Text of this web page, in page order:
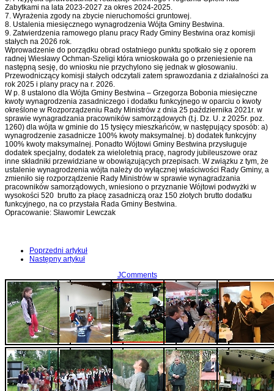
Zabytkami na lata 2023-2027 za okres 2024-2025.
7. Wyrażenia zgody na zbycie nieruchomości gruntowej.
8. Ustalenia miesięcznego wynagrodzenia Wójta Gminy Bestwina.
9. Zatwierdzenia ramowego planu pracy Rady Gminy Bestwina oraz komisji
stałych na 2026 rok.
Wprowadzenie do porządku obrad ostatniego punktu spotkało się z oporem
radnej Wiesławy Ochman-Szeligi która wnioskowała go o przeniesienie na
następną sesję, do wniosku nie przychylono się jednak w głosowaniu.
Przewodniczący komisji stałych odczytali zatem sprawozdania z działalności za
rok 2025 i plany pracy na r. 2026.
W p. 8 ustalono dla Wójta Gminy Bestwina – Grzegorza Bobonia miesięczne
kwoty wynagrodzenia zasadniczego i dodatku funkcyjnego w oparciu o kwoty
określone w Rozporządzeniu Rady Ministrów z dnia 25 października 2021r. w
sprawie wynagradzania pracowników samorządowych (t.j. Dz. U. z 2025r. poz.
1260) dla wójta w gminie do 15 tysięcy mieszkańców, w następujący sposób: a)
wynagrodzenie zasadnicze 100% kwoty maksymalnej. b) dodatek funkcyjny
100% kwoty maksymalnej. Ponadto Wójtowi Gminy Bestwina przysługuje
dodatek specjalny, dodatek za wieloletnią pracę, nagrody jubileuszowe oraz
inne składniki przewidziane w obowiązujących przepisach. W związku z tym, że
ustalenie wynagrodzenia wójta należy do wyłącznej właściwości Rady Gminy, a
zmieniło się rozporządzenie Rady Ministrów w sprawie wynagradzania
pracowników samorządowych, wniesiono o przyznanie Wójtowi podwyżki w
wysokości 520 brutto za płacę zasadniczą oraz 150 złotych brutto dodatku
funkcyjnego, na co przystała Rada Gminy Bestwina.
Opracowanie: Sławomir Lewczak
Poprzedni artykuł
Następny artykuł
JComments